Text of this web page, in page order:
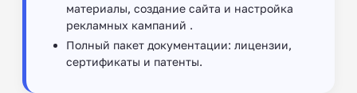
материалы, создание сайта и настройка
рекламных кампаний .
Полный пакет документации: лицензии,
сертификаты и патенты.